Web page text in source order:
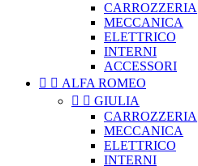
CARROZZERIA
MECCANICA
ELETTRICO
INTERNI
ACCESSORI
  ALFA ROMEO
  GIULIA
CARROZZERIA
MECCANICA
ELETTRICO
INTERNI